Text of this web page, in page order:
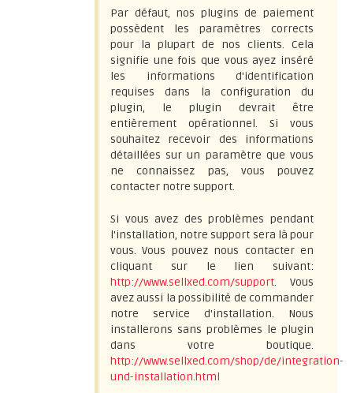
Par défaut, nos plugins de paiement
possèdent les paramètres corrects
pour la plupart de nos clients. Cela
signifie une fois que vous ayez inséré
les informations d'identification
requises dans la configuration du
plugin, le plugin devrait être
entièrement opérationnel. Si vous
souhaitez recevoir des informations
détaillées sur un paramètre que vous
ne connaissez pas, vous pouvez
contacter notre support.
Si vous avez des problèmes pendant
l'installation, notre support sera là pour
vous. Vous pouvez nous contacter en
cliquant sur le lien suivant:
http://www.sellxed.com/support. Vous
avez aussi la possibilité de commander
notre service d'installation. Nous
installerons sans problèmes le plugin
dans votre boutique.
http://www.sellxed.com/shop/de/integration-
und-installation.html